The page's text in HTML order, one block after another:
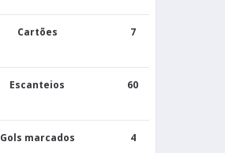
Cartões 7
Escanteios 60
Gols marcados 4